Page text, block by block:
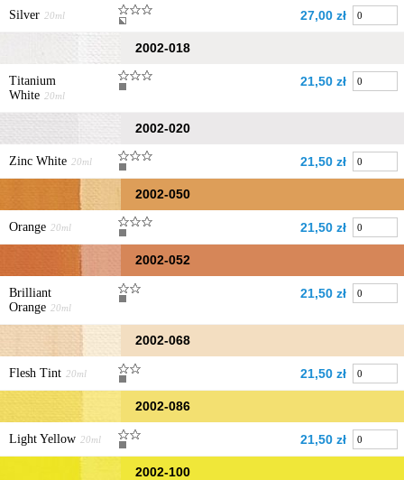
Silver 20ml 27,00 zł
2002-018
Titanium
White 20ml
21,50 zł
2002-020
Zinc White 20ml 21,50 zł
2002-050
Orange 20ml 21,50 zł
2002-052
Brilliant
Orange 20ml
21,50 zł
2002-068
Flesh Tint 20ml 21,50 zł
2002-086
Light Yellow 20ml 21,50 zł
2002-100